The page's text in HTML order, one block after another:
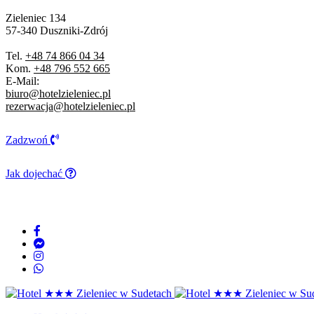
Zieleniec 134
57-340 Duszniki-Zdrój
Tel. +48 74 866 04 34
Kom. +48 796 552 665
E-Mail:
biuro@hotelzieleniec.pl
rezerwacja@hotelzieleniec.pl
Zadzwoń
Jak dojechać